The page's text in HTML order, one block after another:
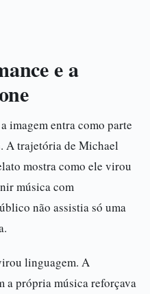
e a
imagem entra como parte
A trajetória de Michael
mostra como ele virou
música com
não assistia só uma
linguagem. A
a própria música reforçava